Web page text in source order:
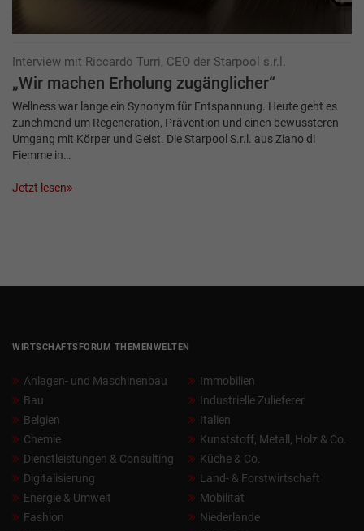
Interview mit Riccardo Turri, CEO der Starpool s.r.l.
„Wir machen Erholung zugänglicher“
Wellness war lange ein Synonym für Entspannung. Heute geht es
zunehmend um Regeneration, Prävention und einen bewussteren
Umgang mit Körper und Geist. Die Starpool S.r.l. aus Ziano di
Fiemme in…
Jetzt lesen
WIRTSCHAFTSFORUM THEMENWELTEN
Anlagen- und Maschinenbau
Bau
Belgien
Chemie
Dienstleistungen & Consulting
Digitalisierung
Energie & Umwelt
Fashion
Immobilien
Industrielle Zulieferer
Italien
Kunststoff, Metall, Holz & Co.
Küche & Co.
Land- & Forstwirtschaft
Mobilität
Niederlande